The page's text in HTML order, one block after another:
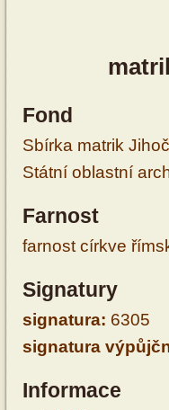
Fond
Sbírka matrik
Státní oblastní
Farnost
farnost církve
Signatury
signatura: 6305
signatura
Informace